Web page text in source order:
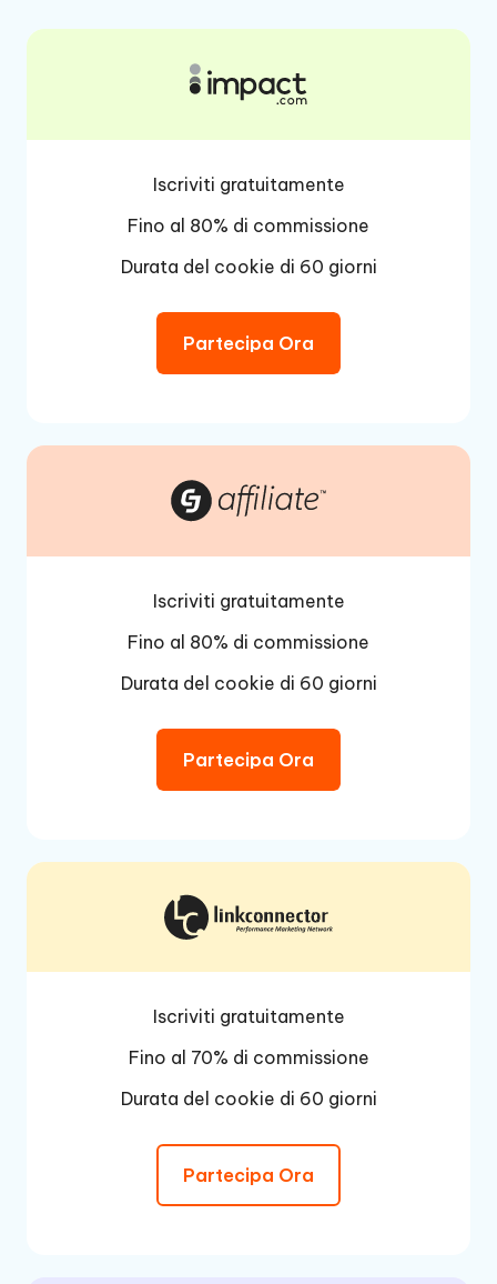
Iscriviti gratuitamente
Fino al 70% di commissione
Durata del cookie di 60 giorni
Partecipa Ora
Iscriviti gratuitamente
Fino al 80% di commissione
Durata del cookie di 60 giorni
Partecipa Ora
Iscriviti gratuitamente
Fino al 80% di commissione
Durata del cookie di 60 giorni
Partecipa Ora